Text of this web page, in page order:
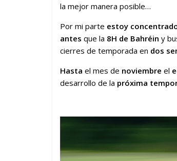
la mejor manera posible…
Por mi parte estoy
antes que la 8H de Bahréin y
cierres de temporada en dos
Hasta el mes de noviembre el
desarrollo de la próxima